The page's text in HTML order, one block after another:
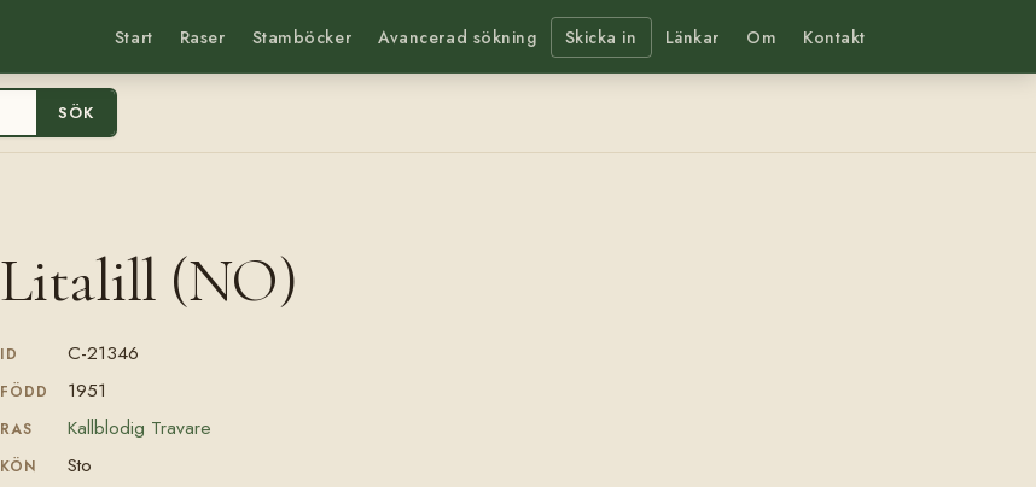
Start Raser Stamböcker Avancerad sökning Skicka in Länkar Om Kontakt
SÖK
Litalill (NO)
ID C-21346
FÖDD 1951
RAS Kallblodig Travare
KÖN Sto